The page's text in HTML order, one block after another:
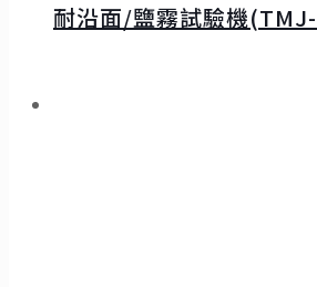
耐沿面/鹽霧試驗機